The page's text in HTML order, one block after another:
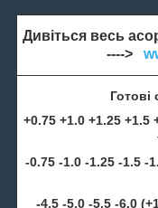
Дивіться весь
---->
Готові
+0.75 +1.0 +1.25 +1.5
-0.75 -1.0 -1.25 -1.5 -
-4.5 -5.0 -5.5 -6.0